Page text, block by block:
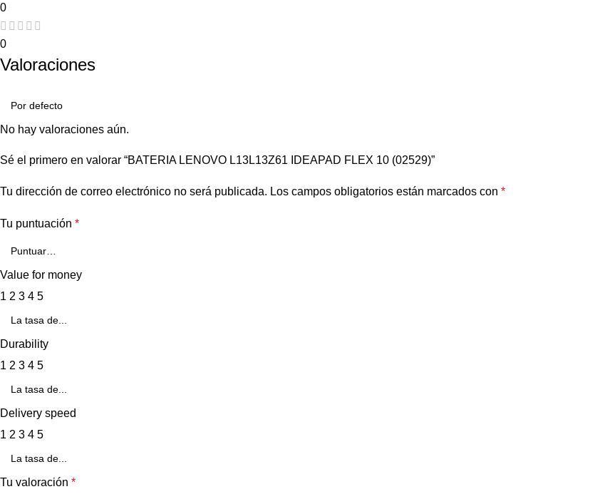
0
0
Valoraciones
No hay valoraciones aún.
Sé el primero en valorar “BATERIA LENOVO L13L13Z61 IDEAPAD FLEX 10 (02529)”
Tu dirección de correo electrónico no será publicada. Los campos obligatorios están marcados con *
Tu puntuación *
Value for money
1 2 3 4 5
Durability
1 2 3 4 5
Delivery speed
1 2 3 4 5
Tu valoración *